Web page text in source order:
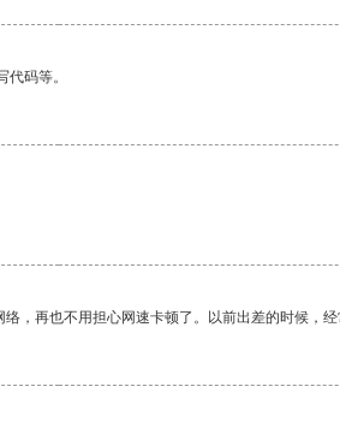
码等。
再也不用担心网速卡顿了。以前出差的时候，